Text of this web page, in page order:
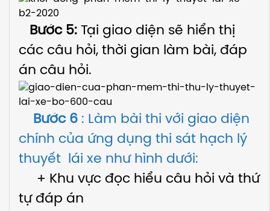
Bước 5: Tại giao diện sẽ hiển thị
các câu hỏi, thời gian làm bài, đáp
án câu hỏi.
Bước 6 : Làm bài thi với giao diện
chính của ứng dụng thi sát hạch lý
thuyết lái xe như hình dưới:
+ Khu vực đọc hiểu câu hỏi và thứ
tự đáp án